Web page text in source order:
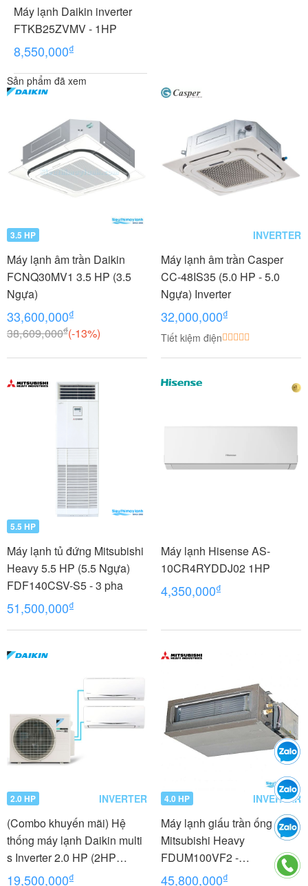
Máy lạnh Daikin inverter
FTKB25ZVMV - 1HP
8,550,000₫
Sản phẩm đã xem
3.5 HP
Máy lạnh âm trần Daikin
FCNQ30MV1 3.5 HP (3.5
Ngựa)
33,600,000₫
38,609,000₫(-13%)
INVERTER
Máy lạnh âm trần Casper
CC-48IS35 (5.0 HP - 5.0
Ngựa) Inverter
32,000,000₫
Tiết kiệm điện
5.5 HP
Máy lạnh tủ đứng Mitsubishi
Heavy 5.5 HP (5.5 Ngựa)
FDF140CSV-S5 - 3 pha
51,500,000₫
Máy lạnh Hisense AS-
10CR4RYDDJ02 1HP
4,350,000₫
2.0 HP INVERTER
(Combo khuyến mãi) Hệ
thống máy lạnh Daikin multi
s Inverter 2.0 HP (2HP
Ngựa) - 1 dàn nóng 2 dàn
19,500,000₫
4.0 HP INVERTER
Máy lạnh giấu trần ống gió
Mitsubishi Heavy
FDUM100VF2 -
FDC100VNP 4.0 HP (4
45,800,000₫